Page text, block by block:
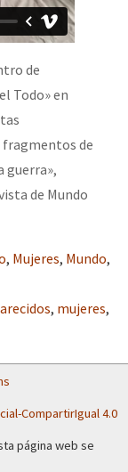
de
Todo» en
fragmentos de
guerra»,
de Mundo
, Mujeres, Mundo,
, mujeres,
CompartirIgual 4.0
página web se